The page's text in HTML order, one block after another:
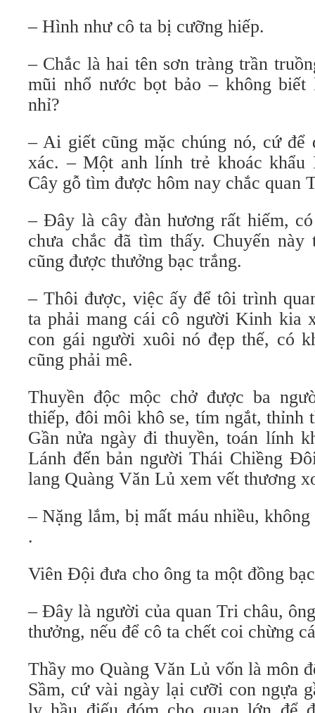
– Hình như cô ta bị cưỡng hiếp.
– Chắc là hai tên sơn tràng trần
mũi nhổ nước bọt bảo – không biết
nhỉ?
– Ai giết cũng mặc chúng nó, cứ để
xác. – Một anh lính trẻ khoác khẩu
Cây gỗ tìm được hôm nay chắc quan
– Đây là cây đàn hương rất hiếm,
chưa chắc đã tìm thấy. Chuyến này
cũng được thưởng bạc trắng.
– Thôi được, việc ấy để tôi trình
ta phải mang cái cô người Kinh kia
con gái người xuôi nó đẹp thế, có
cũng phải mê.
Thuyền độc mộc chở được ba
thiếp, đôi môi khô se, tím ngắt, thỉnh
Gần nửa ngày đi thuyền, toán lính
Lánh đến bản người Thái Chiềng
lang Quàng Văn Lủ xem vết thương
– Nặng lắm, bị mất máu nhiều,
.
Viên Đội đưa cho ông ta một đồng
– Đây là người của quan Tri châu,
thưởng, nếu để cô ta chết coi chừng
Thầy mo Quàng Văn Lủ vốn là môn
Sầm, cứ vài ngày lại cưỡi con ngựa